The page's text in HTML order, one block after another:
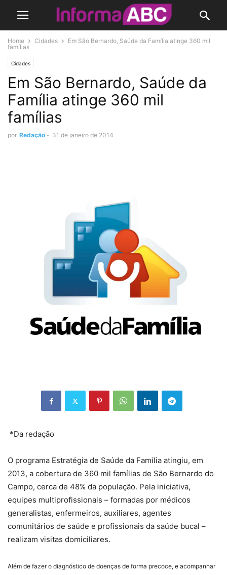
Home Cidades
Em São Bernardo, Saúde da Família atinge 360 mil
famílias
Cidades
Em São Bernardo, Saúde da
Família atinge 360 mil
famílias
por Redação - 31 de janeiro de 2014
*Da redação
O programa Estratégia de Saúde da Família atingiu, em
2013, a cobertura de 360 mil famílias de São Bernardo do
Campo, cerca de 48% da população. Pela iniciativa,
equipes multiprofissionais – formadas por médicos
generalistas, enfermeiros, auxiliares, agentes
comunitários de saúde e profissionais da saúde bucal –
realizam visitas domiciliares.
Além de fazer o diagnóstico de doenças de forma precoce, e acompanhar